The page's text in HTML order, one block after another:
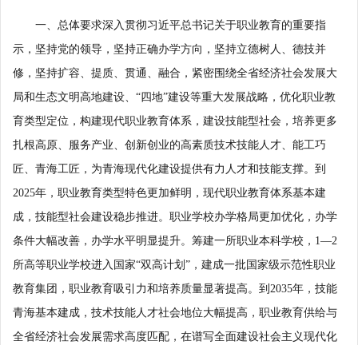
一、总体要求深入贯彻习近平总书记关于职业教育的重要指
示，坚持党的领导，坚持正确办学方向，坚持立德树人、德技并
修，坚持扩容、提质、贯通、融合，紧密围绕全省经济社会发展大
局和生态文明高地建设、“四地”建设等重大发展战略，优化职业教
育类型定位，构建现代职业教育体系，建设技能型社会，培养更多
扎根高原、服务产业、创新创业的高素质技术技能人才、能工巧
匠、青海工匠，为青海现代化建设提供有力人才和技能支撑。到
2025年，职业教育类型特色更加鲜明，现代职业教育体系基本建
成，技能型社会建设稳步推进。职业学校办学格局更加优化，办学
条件大幅改善，办学水平明显提升。筹建一所职业本科学校，1—2
所高等职业学校进入国家“双高计划”，建成一批国家级示范性职业
教育集团，职业教育吸引力和培养质量显著提高。到2035年，技能
青海基本建成，技术技能人才社会地位大幅提高，职业教育供给与
全省经济社会发展需求高度匹配，在谱写全面建设社会主义现代化